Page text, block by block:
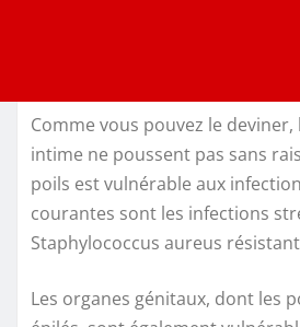
Comme vous pouvez le deviner,
intime ne poussent pas sans
poils est vulnérable aux
courantes sont les infections
Staphylococcus aureus
Les organes génitaux, dont les